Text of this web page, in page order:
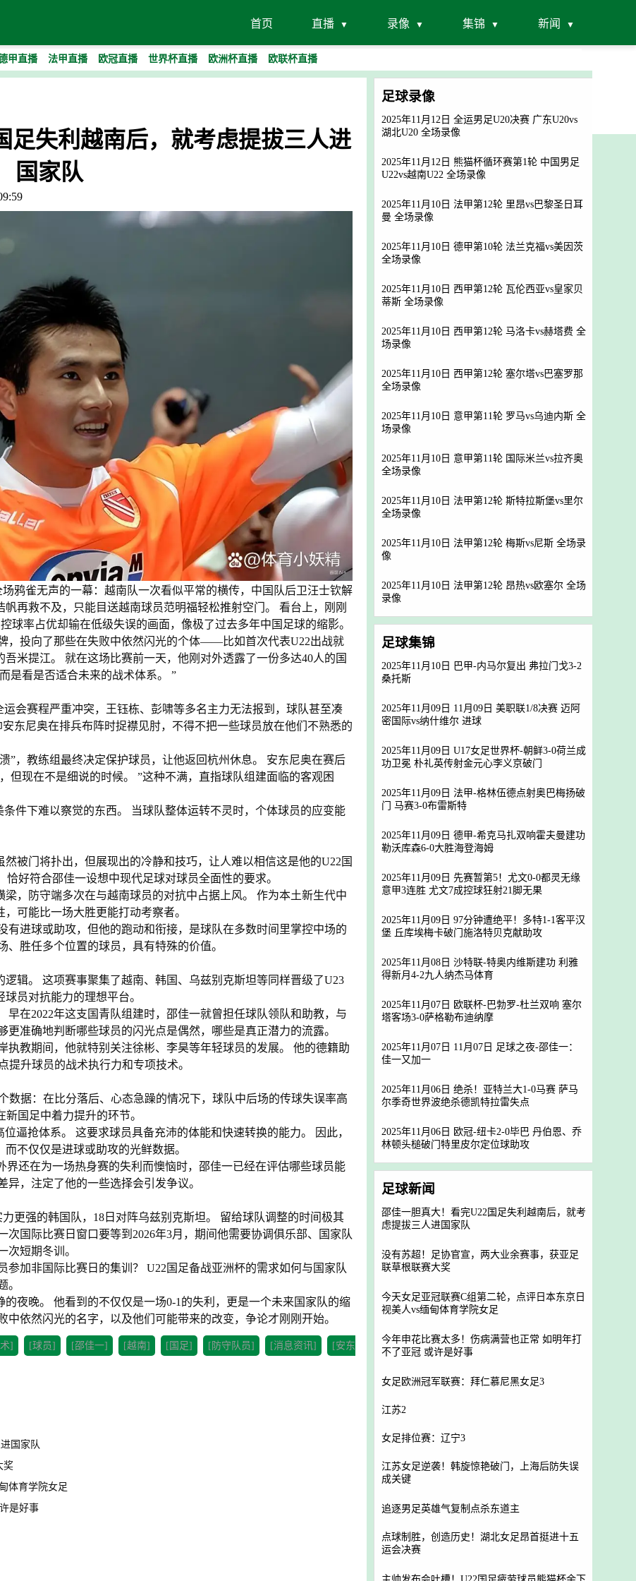
首页 直播 录像 集锦 新闻
甲直播 法甲直播 欧冠直播 世界杯直播 欧洲杯直播 欧联杯直播
足失利越南后，就考虑提拔三人进
国家队
鸦雀无声的一幕：越南队一次看似平常的横传，中国队后卫汪士钦解
再救不及，只能目送越南球员范明福轻松推射空门。 看台上，刚刚
球率占优却输在低级失误的画面，像极了过去多年中国足球的缩影。
，投向了那些在失败中依然闪光的个体——比如首次代表U22出战就
米提江。 就在这场比赛前一天，他刚对外透露了一份多达40人的国
是看是否适合未来的战术体系。 ”
会赛程严重冲突，王钰栋、彭啸等多名主力无法报到，球队甚至凑
东尼奥在排兵布阵时捉襟见肘，不得不把一些球员放在他们不熟悉的
”，教练组最终决定保护球员，让他返回杭州休息。 安东尼奥在赛后
但现在不是细说的时候。 ”这种不满，直指球队组建面临的客观困
件下难以察觉的东西。 当球队整体运转不灵时，个体球员的应变能
被门将扑出，但展现出的冷静和技巧，让人难以相信这是他的U22国
好符合邵佳一设想中现代足球对球员全面性的要求。
，防守端多次在与越南球员的对抗中占据上风。 作为本土新生代中
可能比一场大胜更能打动考察者。
有进球或助攻，但他的跑动和衔接，是球队在多数时间里掌控中场的
胜任多个位置的球员，具有特殊的价值。
辑。 这项赛事聚集了越南、韩国、乌兹别克斯坦等同样晋级了U23
员对抗能力的理想平台。
早在2022年这支国青队组建时，邵佳一就曾担任球队领队和助教，与
准确地判断哪些球员的闪光点是偶然，哪些是真正潜力的流露。
教期间，他就特别关注徐彬、李昊等年轻球员的发展。 他的德籍助
提升球员的战术执行力和专项技术。
数据：在比分落后、心态急躁的情况下，球队中后场的传球失误率高
国足中着力提升的环节。
逼抢体系。 这要求球员具备充沛的体能和快速转换的能力。 因此，
不仅仅是进球或助攻的光鲜数据。
界还在为一场热身赛的失利而懊恼时，邵佳一已经在评估哪些球员能
，注定了他的一些选择会引发争议。
更强的韩国队，18日对阵乌兹别克斯坦。 留给球队调整的时间极其
国际比赛日窗口要等到2026年3月，期间他需要协调俱乐部、国家队
次短期冬训。
加非国际比赛日的集训？ U22国足备战亚洲杯的需求如何与国家队
。
夜晚。 他看到的不仅仅是一场0-1的失利，更是一个未来国家队的缩
依然闪光的名字，以及他们可能带来的改变，争论才刚刚开始。
] [球员] [邵佳一] [越南] [国足] [防守队员] [消息资讯] [安东
国家队
奖
体育学院女足
是好事
足球录像
2025年11月12日 全运男足U20决赛 广东U20vs
湖北U20 全场录像
2025年11月12日 熊猫杯循环赛第1轮 中国男足
U22vs越南U22 全场录像
2025年11月10日 法甲第12轮 里昂vs巴黎圣日耳
曼 全场录像
2025年11月10日 德甲第10轮 法兰克福vs美因茨
全场录像
2025年11月10日 西甲第12轮 瓦伦西亚vs皇家贝
蒂斯 全场录像
2025年11月10日 西甲第12轮 马洛卡vs赫塔费 全
场录像
2025年11月10日 西甲第12轮 塞尔塔vs巴塞罗那
全场录像
2025年11月10日 意甲第11轮 罗马vs乌迪内斯 全
场录像
2025年11月10日 意甲第11轮 国际米兰vs拉齐奥
全场录像
2025年11月10日 法甲第12轮 斯特拉斯堡vs里尔
全场录像
2025年11月10日 法甲第12轮 梅斯vs尼斯 全场录
像
2025年11月10日 法甲第12轮 昂热vs欧塞尔 全场
录像
足球集锦
2025年11月10日 巴甲-内马尔复出 弗拉门戈3-2
桑托斯
2025年11月09日 11月09日 美职联1/8决赛 迈阿
密国际vs纳什维尔 进球
2025年11月09日 U17女足世界杯-朝鲜3-0荷兰成
功卫冕 朴礼英传射金元心李义京破门
2025年11月09日 法甲-格林伍德点射奥巴梅扬破
门 马赛3-0布雷斯特
2025年11月09日 德甲-希克马扎双响霍夫曼建功
勒沃库森6-0大胜海登海姆
2025年11月09日 先赛暂第5！尤文0-0都灵无缘
意甲3连胜 尤文7成控球狂射21脚无果
2025年11月09日 97分钟遭绝平！多特1-1客平汉
堡 丘库埃梅卡破门施洛特贝克献助攻
2025年11月08日 沙特联-特奥内维斯建功 利雅
得新月4-2九人纳杰马体育
2025年11月07日 欧联杯-巴勃罗-杜兰双响 塞尔
塔客场3-0萨格勒布迪纳摩
2025年11月07日 11月07日 足球之夜-邵佳一：
佳一又加一
2025年11月06日 绝杀！亚特兰大1-0马赛 萨马
尔季奇世界波绝杀德凯特拉雷失点
2025年11月06日 欧冠-纽卡2-0毕巴 丹伯恩、乔
林顿头槌破门特里皮尔定位球助攻
足球新闻
邵佳一胆真大！看完U22国足失利越南后，就考
虑提拔三人进国家队
没有苏超！足协官宣，两大业余赛事，获亚足
联草根联赛大奖
今天女足亚冠联赛C组第二轮，点评日本东京日
视美人vs缅甸体育学院女足
今年申花比赛太多！伤病满营也正常 如明年打
不了亚冠 或许是好事
女足欧洲冠军联赛：拜仁慕尼黑女足3
江苏2
女足排位赛：辽宁3
江苏女足逆袭！韩旋惊艳破门，上海后防失误
成关键
追逐男足英雄气复制点杀东道主
点球制胜，创造历史！湖北女足昂首挺进十五
运会决赛